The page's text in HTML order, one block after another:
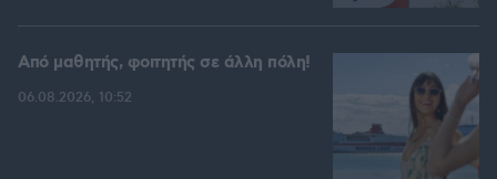
Από μαθητής, φοιτητής σε άλλη πόλη!
06.08.2026, 10:52